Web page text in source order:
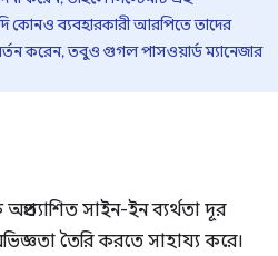
কোনও ব্যবহারকারী আরপিতে তাদের
করেন, তবুও গুগল পাসওয়ার্ড ম্যানেজার
সাইন-ইন ব্যর্থতা দূর
তৈরি করতে সাহায্য করে।